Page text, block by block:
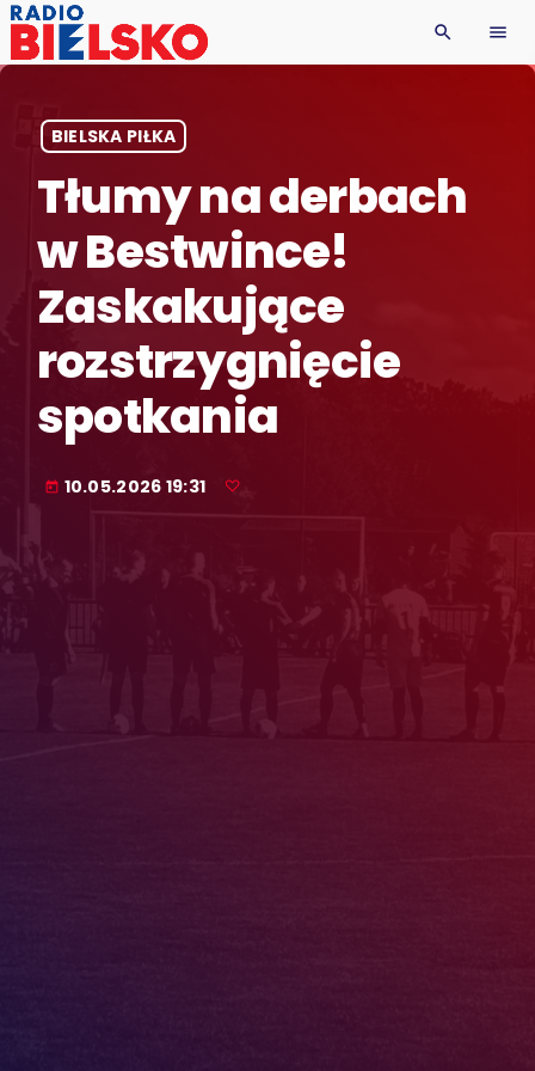
search menu
BIELSKA PIŁKA
Tłumy na derbach
w Bestwince!
Zaskakujące
rozstrzygnięcie
spotkania
today 10.05.2026 19:31